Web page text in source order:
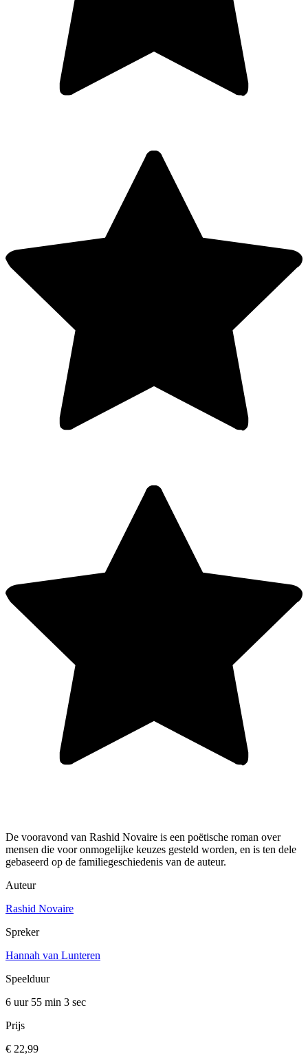
De vooravond van Rashid Novaire is een poëtische roman over
mensen die voor onmogelijke keuzes gesteld worden, en is ten dele
gebaseerd op de familiegeschiedenis van de auteur.
Auteur
Rashid Novaire
Spreker
Hannah van Lunteren
Speelduur
6 uur 55 min 3 sec
Prijs
€ 22,99